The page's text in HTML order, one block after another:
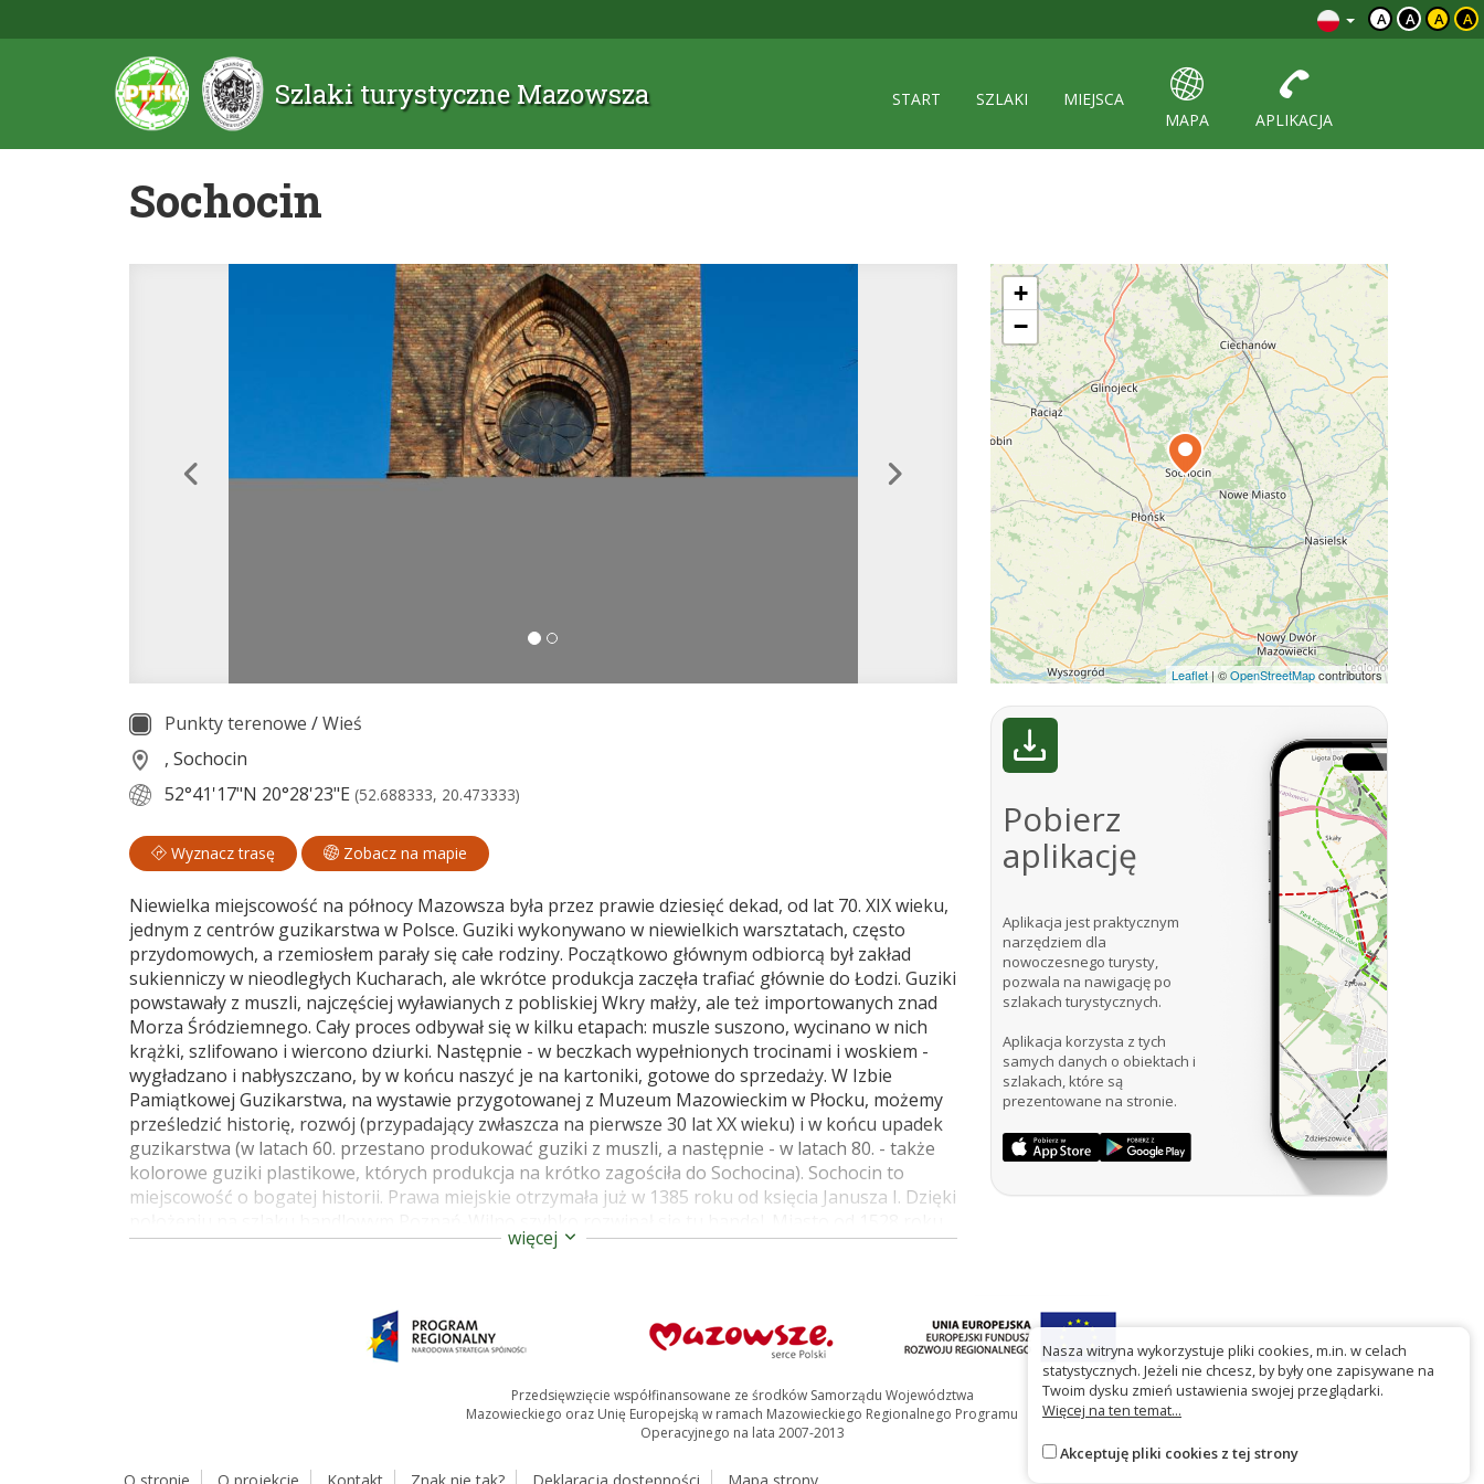
A A A A
Szlaki turystyczne Mazowsza START SZLAKI
MIEJSCA
MAPA
APLIKACJA
Sochocin
Punkty terenowe /Wieś
, Sochocin
52°41'17"N 20°28'23"E (52.688333, 20.473333)
Wyznacz trasę Zobacz na mapie
Niewielka miejscowość na północy Mazowsza była przez prawie dziesięć dekad, od lat 70. XIX wieku,
jednym z centrów guzikarstwa w Polsce. Guziki wykonywano w niewielkich warsztatach, często
przydomowych, a rzemiosłem parały się całe rodziny. Początkowo głównym odbiorcą był zakład
sukienniczy w nieodległych Kucharach, ale wkrótce produkcja zaczęła trafiać głównie do Łodzi. Guziki
powstawały z muszli, najczęściej wyławianych z pobliskiej Wkry małży, ale też importowanych znad
Morza Śródziemnego. Cały proces odbywał się w kilku etapach: muszle suszono, wycinano w nich
krążki, szlifowano i wiercono dziurki. Następnie - w beczkach wypełnionych trocinami i woskiem -
wygładzano i nabłyszczano, by w końcu naszyć je na kartoniki, gotowe do sprzedaży. W Izbie
Pamiątkowej Guzikarstwa, na wystawie przygotowanej z Muzeum Mazowieckim w Płocku, możemy
prześledzić historię, rozwój (przypadający zwłaszcza na pierwsze 30 lat XX wieku) i w końcu upadek
guzikarstwa (w latach 60. przestano produkować guziki z muszli, a następnie - w latach 80. - także
kolorowe guziki plastikowe, których produkcja na krótko zagościła do Sochocina). Sochocin to
miejscowość o bogatej historii. Prawa miejskie otrzymała już w 1385 roku od księcia Janusza I. Dzięki
przeszło w domenę królewską, a pierwszą dożywotnią właścicielką została królowa Bona. Zabory
obozy pracy, w 1941 roku wysiedlono wielu mieszkańców. Po ponad półtora wieku, 1 stycznia 2021
Sochocin odzyska prawa miejskie. Ciekawostka: XVIII-wieczna karczma z Sochocina została
przeniesiona do Sierpca, gdzie można ją oglądać w Muzeum Wsi Mazowieckiej. Źródła: Jarosław
Maciej Zawadzki "Tradycja Mazowsza. Powiat płoński. Przewodnik subiektywny" Mazowieckie
więcej
+
−
Leaflet|©OpenStreetMapcontributors
Pobierz
aplikację
Aplikacja jest praktycznym
narzędziem dla
nowoczesnego turysty,
pozwala na nawigację po
szlakach turystycznych.
Aplikacja korzysta z tych
samych danych o obiektach i
szlakach, które są
prezentowane na stronie.
Przedsięwzięcie współfinansowane ze środków Samorządu Województwa
Mazowieckiego oraz Unię Europejską w ramach Mazowieckiego Regionalnego Programu
Operacyjnego na lata 2007-2013
Nasza witryna wykorzystuje pliki cookies, m.in. w celach
statystycznych. Jeżeli nie chcesz, by były one zapisywane na
Twoim dysku zmień ustawienia swojej przeglądarki.
Więcej na ten temat...
Akceptuję pliki cookies z tej strony